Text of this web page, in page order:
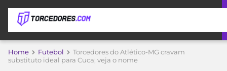
APOSTAS
Home Futebol
Torcedores do Atlético-MG cravam
substituto ideal para Cuca; veja o nome